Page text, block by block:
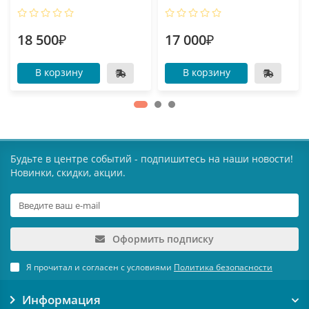
18 500₽
В корзину
17 000₽
В корзину
Будьте в центре событий - подпишитесь на наши новости!
Новинки, скидки, акции.
Оформить подписку
Я прочитал и согласен с условиями Политика безопасности
Информация